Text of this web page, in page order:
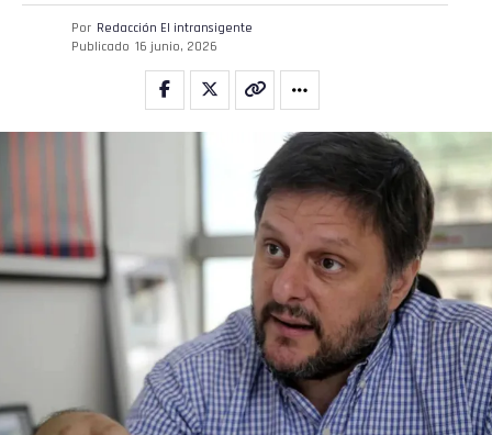
Por Redacción El intransigente
Publicado 16 junio, 2026